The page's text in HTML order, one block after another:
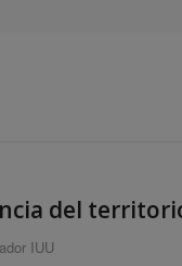
del
IUU